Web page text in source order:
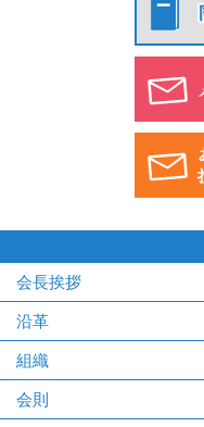
会長挨拶
沿革
組織
会則